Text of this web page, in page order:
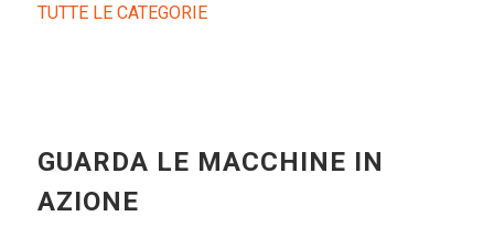
TUTTE LE CATEGORIE
GUARDA LE MACCHINE IN
AZIONE